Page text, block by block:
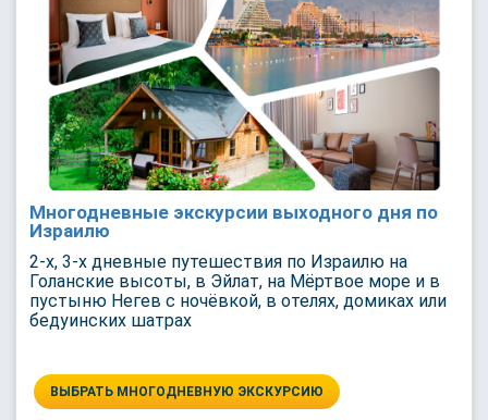
Многодневные экскурсии выходного дня по
Израилю
2-х, 3-х дневные путешествия по Израилю на
Голанские высоты, в Эйлат, на Мёртвое море и в
пустыню Негев с ночёвкой, в отелях, домиках или
бедуинских шатрах
ВЫБРАТЬ МНОГОДНЕВНУЮ ЭКСКУРСИЮ